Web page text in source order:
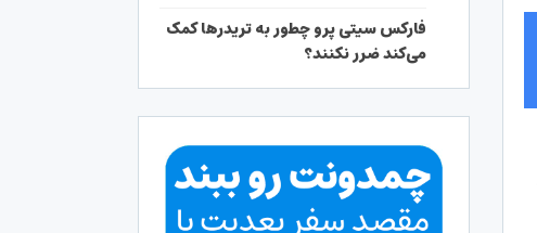
فارکس سیتی پرو چطور به تریدرها کمک
می‌کند ضرر نکنند؟